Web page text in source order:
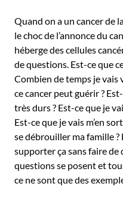
Quand on a un cancer de
le choc de l’annonce du
héberge des cellules
de questions. Est-ce que
Combien de temps je vais
ce cancer peut guérir ?
très durs ? Est-ce que je
Est-ce que je vais m’en
se débrouiller ma famille ?
supporter ça sans faire de
questions se posent et
ce ne sont que des